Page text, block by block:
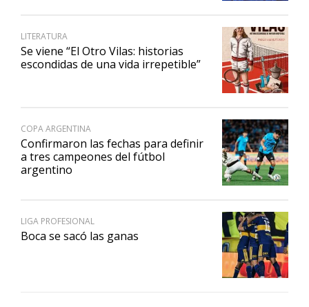
LITERATURA
Se viene “El Otro Vilas: historias
escondidas de una vida irrepetible”
COPA ARGENTINA
Confirmaron las fechas para definir
a tres campeones del fútbol
argentino
LIGA PROFESIONAL
Boca se sacó las ganas